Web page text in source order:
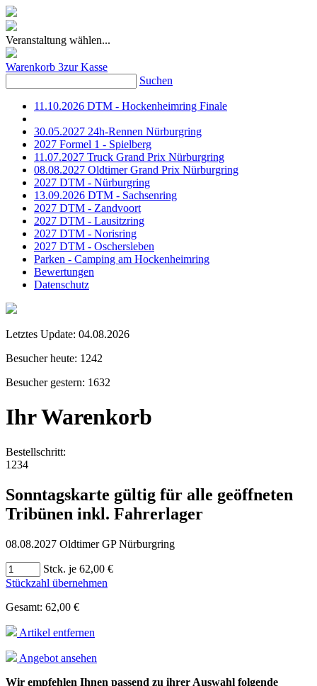
Veranstaltung wählen...
Warenkorb 3zur Kasse
Suchen
11.10.2026 DTM - Hockenheimring Finale
30.05.2027 24h-Rennen Nürburgring
2027 Formel 1 - Spielberg
11.07.2027 Truck Grand Prix Nürburgring
08.08.2027 Oldtimer Grand Prix Nürburgring
2027 DTM - Nürburgring
13.09.2026 DTM - Sachsenring
2027 DTM - Zandvoort
2027 DTM - Lausitzring
2027 DTM - Norisring
2027 DTM - Oschersleben
Parken - Camping am Hockenheimring
Bewertungen
Datenschutz
Letztes Update: 04.08.2026
Besucher heute: 1242
Besucher gestern: 1632
Ihr Warenkorb
Bestellschritt:
1 234
Sonntagskarte gültig für alle geöffneten
Tribünen inkl. Fahrerlager
08.08.2027 Oldtimer GP Nürburgring
Stck. je 62,00 €
Stückzahl übernehmen
Gesamt: 62,00 €
Artikel entfernen
Angebot ansehen
Wir empfehlen Ihnen passend zu ihrer Auswahl folgende